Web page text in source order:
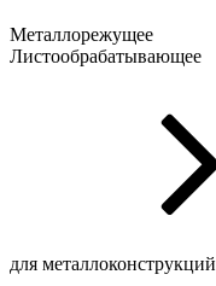
Металлорежущее
Листообрабатывающее
для металлоконструкций